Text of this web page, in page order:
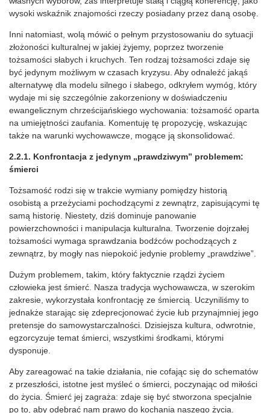
wysoki wskaźnik znajomości rzeczy posiadany przez daną osobę.
Inni natomiast, wolą mówić o pełnym przystosowaniu do sytuacji
złożoności kulturalnej w jakiej żyjemy, poprzez tworzenie
tożsamości słabych i kruchych. Ten rodzaj tożsamości zdaje się
być jedynym możliwym w czasach kryzysu. Aby odnaleźć jakąś
alternatywę dla modelu silnego i słabego, odkryłem wymóg, który
wydaje mi się szczególnie zakorzeniony w doświadczeniu
ewangelicznym chrześcijańskiego wychowania: tożsamość oparta
na umiejętności zaufania. Komentuję tę propozycję, wskazując
także na warunki wychowawcze, mogące ją skonsolidować.
2.2.1. Konfrontacja z jedynym „prawdziwym” problemem:
śmierci
Tożsamość rodzi się w trakcie wymiany pomiędzy historią
osobistą a przeżyciami pochodzącymi z zewnątrz, zapisującymi tę
samą historię. Niestety, dziś dominuje panowanie
powierzchowności i manipulacja kulturalna. Tworzenie dojrzałej
tożsamości wymaga sprawdzania bodźców pochodzących z
zewnątrz, by mogły nas niepokoić jedynie problemy „prawdziwe”.
Dużym problemem, takim, który faktycznie rządzi życiem
człowieka jest śmierć. Nasza tradycja wychowawcza, w szerokim
zakresie, wykorzystała konfrontację ze śmiercią. Uczyniliśmy to
jednakże starając się zdeprecjonować życie łub przynajmniej jego
pretensje do samowystarczalności. Dzisiejsza kultura, odwrotnie,
egzorcyzuje temat śmierci, wszystkimi środkami, którymi
dysponuje.
Aby zareagować na takie działania, nie cofając się do schematów
z przeszłości, istotne jest myśleć o śmierci, poczynając od miłości
do życia. Śmierć jej zagraża: zdaje się być stworzona specjalnie
po to, aby odebrać nam prawo do kochania naszego życia.